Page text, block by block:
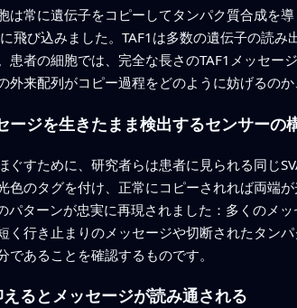
は常に遺伝子をコピーしてタンパク質合成を
飛び込みました。TAF1は多数の遺伝子の読
患者の細胞では、完全な長さのTAF1メッセー
外来配列がコピー過程をどのように妨げるの
ージを生きたまま検出するセンサーの
ぐすために、研究者らは患者に見られる同じ
色のタグを付け、正常にコピーされれば両端
パターンが忠実に再現されました：多くのメ
く行き止まりのメッセージや切断されたタン
であることを確認するものです。
るとメッセージが読み通される